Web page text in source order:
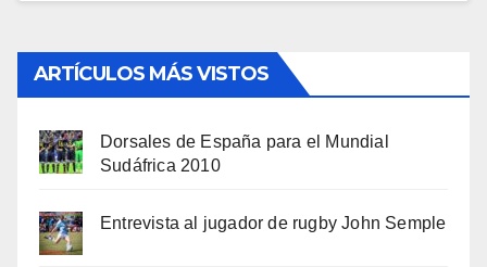
ARTÍCULOS MÁS VISTOS
Dorsales de España para el Mundial
Sudáfrica 2010
Entrevista al jugador de rugby John Semple